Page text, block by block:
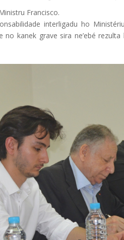
Francisco.
interligadu ho
kanek grave sira ne’ebé